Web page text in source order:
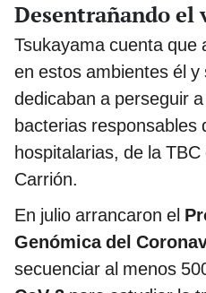
Desentrañando el
Tsukayama cuenta que
en estos ambientes él y
dedicaban a perseguir
bacterias responsables
hospitalarias, de la
Carrión.
En julio arrancaron el
Genómica del
secuenciar al menos